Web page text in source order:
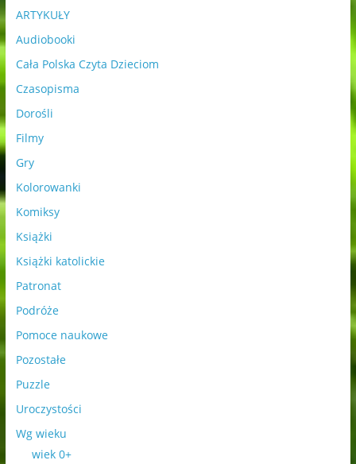
ARTYKUŁY
Audiobooki
Cała Polska Czyta Dzieciom
Czasopisma
Dorośli
Filmy
Gry
Kolorowanki
Komiksy
Książki
Książki katolickie
Patronat
Podróże
Pomoce naukowe
Pozostałe
Puzzle
Uroczystości
Wg wieku
wiek 0+